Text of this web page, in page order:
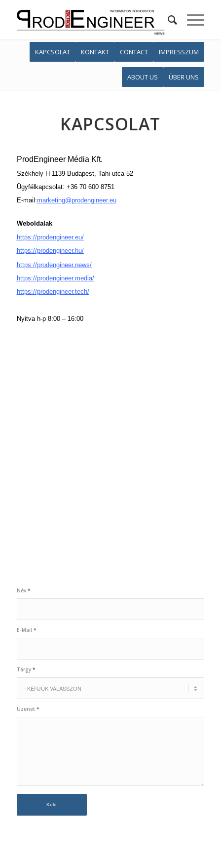
KAPCSOLAT KONTAKT CONTACT IMPRESSZUM
ABOUT US ÜBER UNS
KAPCSOLAT
ProdEngineerMédia Kft.
Székhely H-1139 Budapest, Tahi utca 52
Ügyfélkapcsolat: +36 70 600 8751
E-mail :marketing@prodengineer.eu
Weboldalak
https://prodengineer.eu/
https://prodengineer.hu/
https://prodengineer.news/
https://prodengineer.media/
https://prodengineer.tech/
Nyitva h-p 8:00 – 16:00
Név*
E-Mail *
Tárgy *
Üzenet *